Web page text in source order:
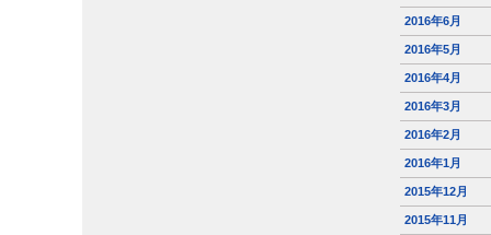
2016年6月
2016年5月
2016年4月
2016年3月
2016年2月
2016年1月
2015年12月
2015年11月